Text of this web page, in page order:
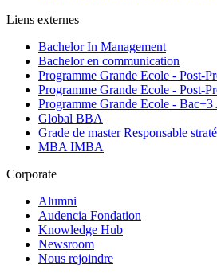
Liens externes
Bachelor In Management
Bachelor en communication
Programme Grande Ecole - Post-
Programme Grande Ecole - Post-
Programme Grande Ecole - Bac+3
Global BBA
Grade de master Responsable
MBA IMBA
Corporate
Alumni
Audencia Fondation
Knowledge Hub
Newsroom
Nous rejoindre